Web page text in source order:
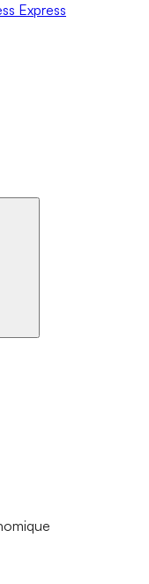
Express